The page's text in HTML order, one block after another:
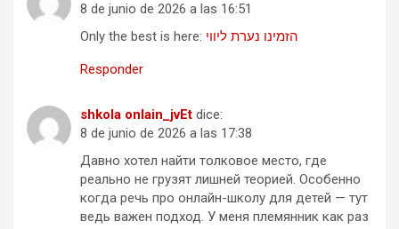
8 de junio de 2026 a las 16:51
Only the best is here: הזמינו נערת ליווי
Responder
shkola onlain_jvEt dice:
8 de junio de 2026 a las 17:38
Давно хотел найти толковое место, где
реально не грузят лишней теорией. Особенно
когда речь про онлайн-школу для детей — тут
ведь важен подход. У меня племянник как раз